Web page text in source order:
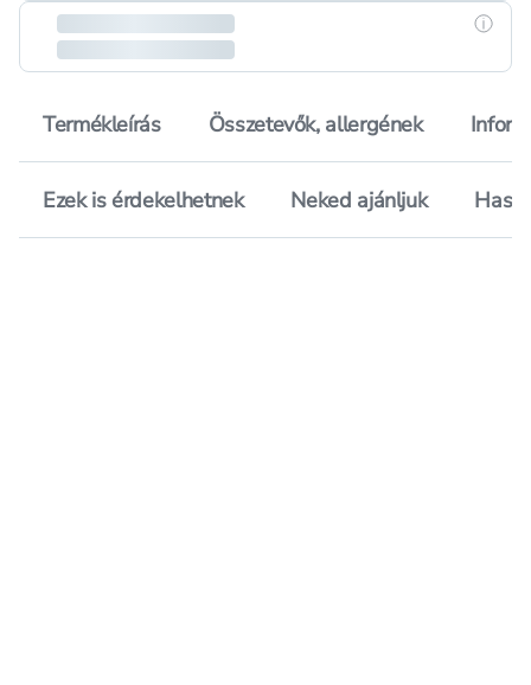
Termékleírás Összetevők, allergének
Ezek is érdekelhetnek Neked ajánljuk